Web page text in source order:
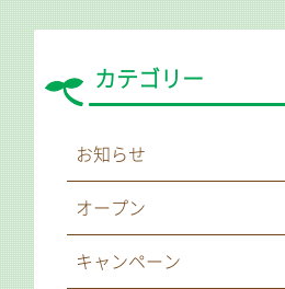
カテゴリー
お知らせ
オープン
キャンペーン